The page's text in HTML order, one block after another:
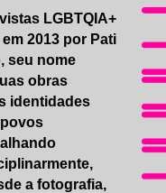
LGBTQIA+
2013 por Pati
seu nome
obras
identidades
a fotografia,